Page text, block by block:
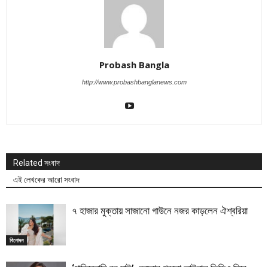
Probash Bangla
http://www.probashbanglanews.com
Related সংবাদ
এই লেখকের আরো সংবাদ
বিনোদন
৭ হাজার মুক্তায় সাজানো গাউনে নজর কাড়লেন ঐশ্বরিয়া